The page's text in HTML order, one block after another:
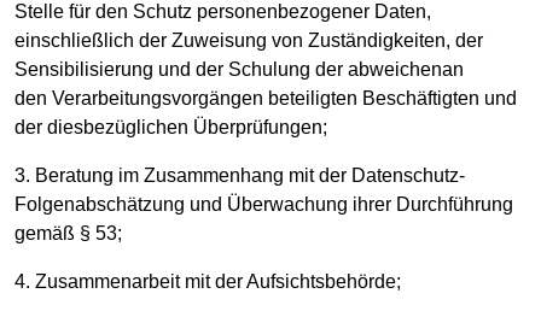
Stelle für den Schutz personenbezogener Daten,
einschließlich der Zuweisung von Zuständigkeiten, der
Sensibilisierung und der Schulung der abweichenan
den Verarbeitungsvorgängen beteiligten Beschäftigten und
der diesbezüglichen Überprüfungen;
3. Beratung im Zusammenhang mit der Datenschutz-
Folgenabschätzung und Überwachung ihrer Durchführung
gemäß § 53;
4. Zusammenarbeit mit der Aufsichtsbehörde;